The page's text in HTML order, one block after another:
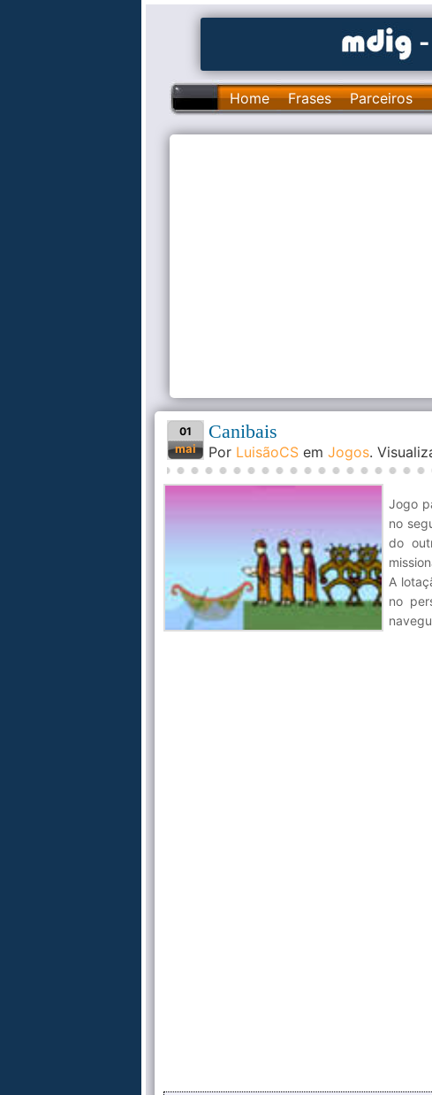
Home Frases Parceiros
01
mai
Canibais
Por LuisãoCS em Jogos.
Jogo
no
do
A
no